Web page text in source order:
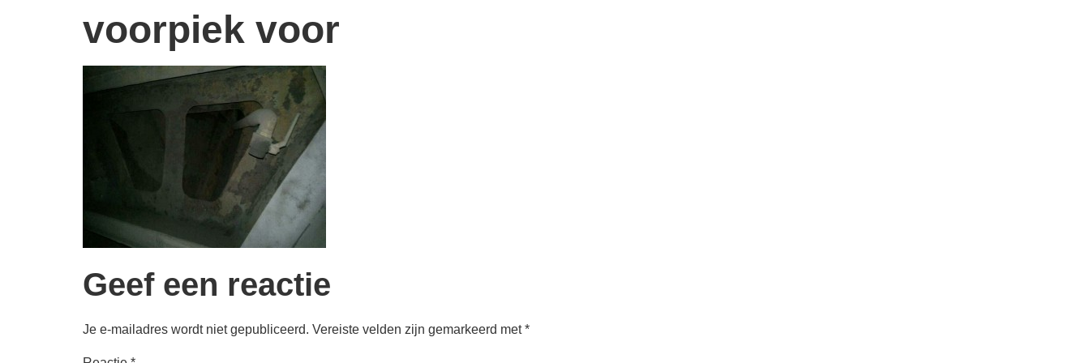
voorpiek voor
Geef een reactie
Je e-mailadres wordt niet gepubliceerd. Vereiste velden zijn gemarkeerd met*